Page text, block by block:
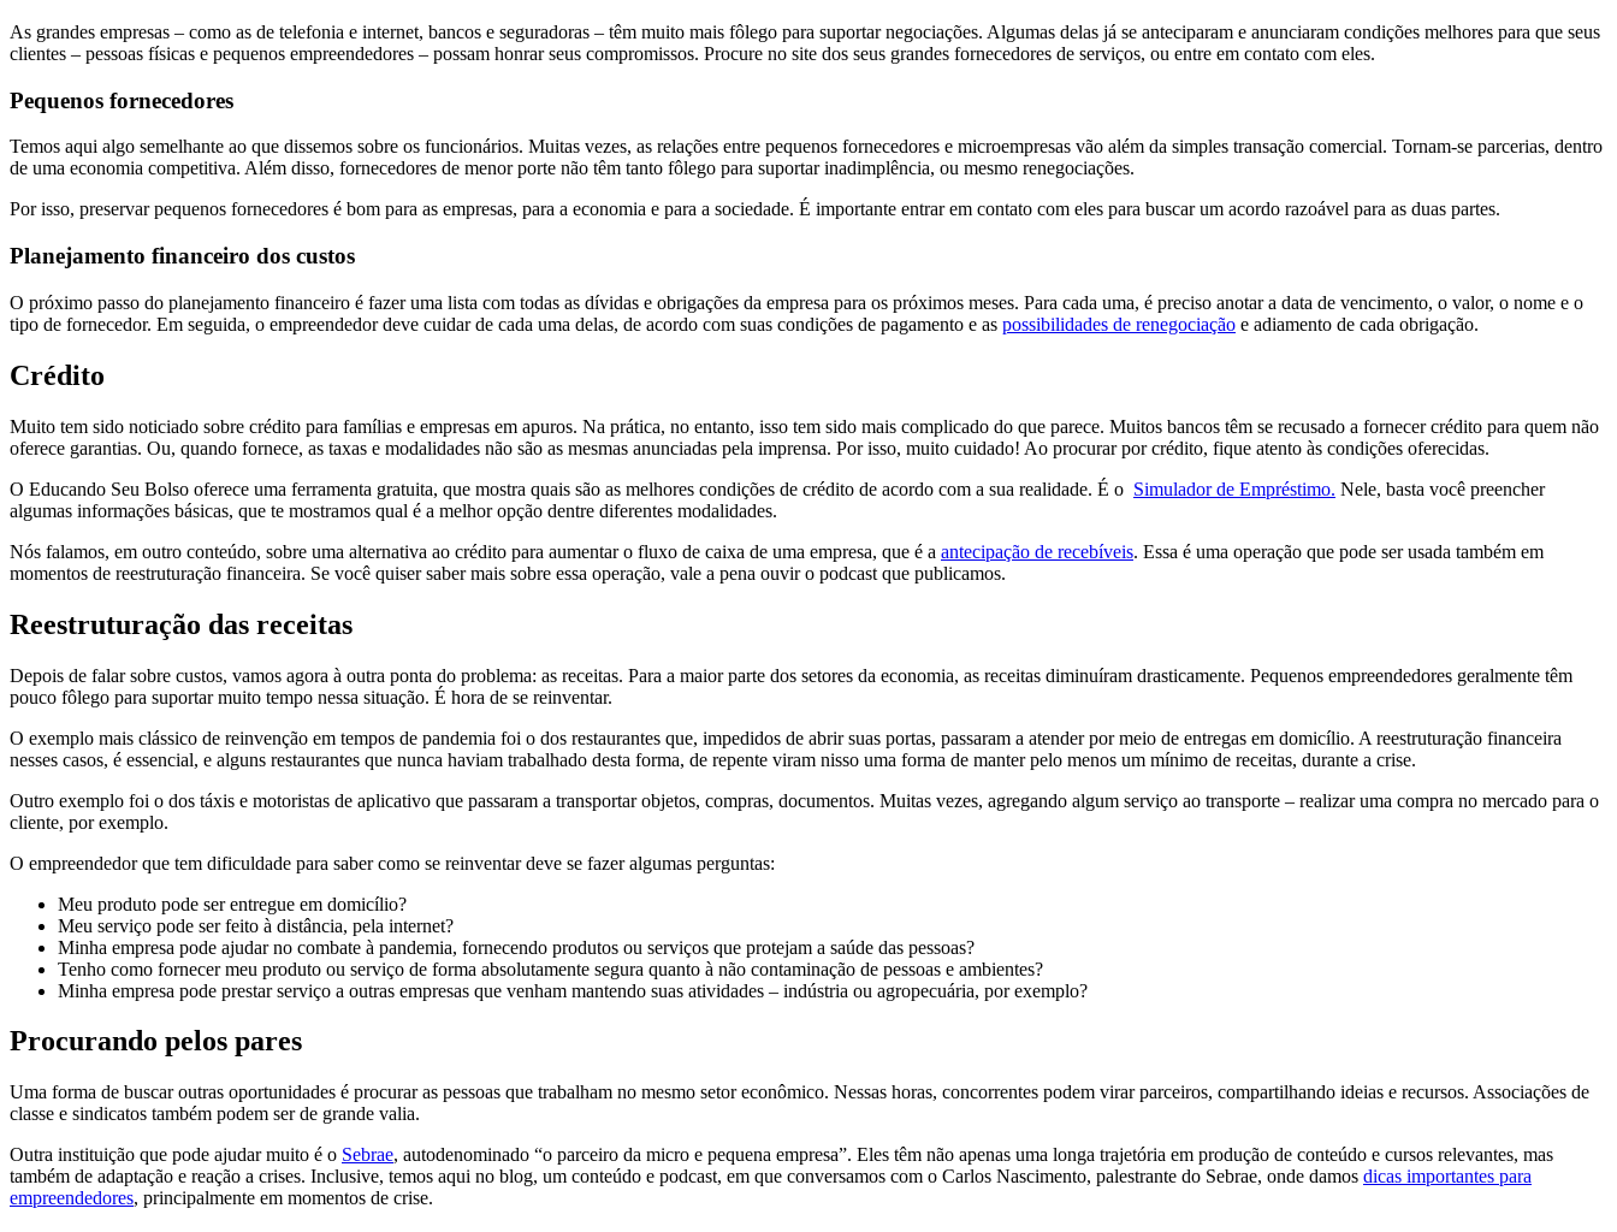
As grandes empresas – como as de telefonia e internet, bancos e seguradoras – têm muito mais fôlego para suportar negociações. Algumas delas já se anteciparam e anunciaram condições melhores para que seus
clientes – pessoas físicas e pequenos empreendedores – possam honrar seus compromissos. Procure no site dos seus grandes fornecedores de serviços, ou entre em contato com eles.
Pequenos fornecedores
Temos aqui algo semelhante ao que dissemos sobre os funcionários. Muitas vezes, as relações entre pequenos fornecedores e microempresas vão além da simples transação comercial. Tornam-se parcerias, dentro
de uma economia competitiva. Além disso, fornecedores de menor porte não têm tanto fôlego para suportar inadimplência, ou mesmo renegociações.
Por isso, preservar pequenos fornecedores é bom para as empresas, para a economia e para a sociedade. É importante entrar em contato com eles para buscar um acordo razoável para as duas partes.
Planejamento financeiro dos custos
O próximo passo do planejamento financeiro é fazer uma lista com todas as dívidas e obrigações da empresa para os próximos meses. Para cada uma, é preciso anotar a data de vencimento, o valor, o nome e o
tipo de fornecedor. Em seguida, o empreendedor deve cuidar de cada uma delas, de acordo com suas condições de pagamento e as possibilidades de renegociação e adiamento de cada obrigação.
Crédito
Muito tem sido noticiado sobre crédito para famílias e empresas em apuros. Na prática, no entanto, isso tem sido mais complicado do que parece. Muitos bancos têm se recusado a fornecer crédito para quem não
oferece garantias. Ou, quando fornece, as taxas e modalidades não são as mesmas anunciadas pela imprensa. Por isso, muito cuidado! Ao procurar por crédito, fique atento às condições oferecidas.
O Educando Seu Bolso oferece uma ferramenta gratuita, que mostra quais são as melhores condições de crédito de acordo com a sua realidade. É o Simulador de Empréstimo. Nele, basta você preencher
algumas informações básicas, que te mostramos qual é a melhor opção dentre diferentes modalidades.
Nós falamos, em outro conteúdo, sobre uma alternativa ao crédito para aumentar o fluxo de caixa de uma empresa, que é a antecipação de recebíveis. Essa é uma operação que pode ser usada também em
momentos de reestruturação financeira. Se você quiser saber mais sobre essa operação, vale a pena ouvir o podcast que publicamos.
Reestruturação das receitas
Depois de falar sobre custos, vamos agora à outra ponta do problema: as receitas. Para a maior parte dos setores da economia, as receitas diminuíram drasticamente. Pequenos empreendedores geralmente têm
pouco fôlego para suportar muito tempo nessa situação. É hora de se reinventar.
O exemplo mais clássico de reinvenção em tempos de pandemia foi o dos restaurantes que, impedidos de abrir suas portas, passaram a atender por meio de entregas em domicílio. A reestruturação financeira
nesses casos, é essencial, e alguns restaurantes que nunca haviam trabalhado desta forma, de repente viram nisso uma forma de manter pelo menos um mínimo de receitas, durante a crise.
Outro exemplo foi o dos táxis e motoristas de aplicativo que passaram a transportar objetos, compras, documentos. Muitas vezes, agregando algum serviço ao transporte – realizar uma compra no mercado para o
cliente, por exemplo.
O empreendedor que tem dificuldade para saber como se reinventar deve se fazer algumas perguntas:
Meu produto pode ser entregue em domicílio?
Meu serviço pode ser feito à distância, pela internet?
Minha empresa pode ajudar no combate à pandemia, fornecendo produtos ou serviços que protejam a saúde das pessoas?
Tenho como fornecer meu produto ou serviço de forma absolutamente segura quanto à não contaminação de pessoas e ambientes?
Minha empresa pode prestar serviço a outras empresas que venham mantendo suas atividades – indústria ou agropecuária, por exemplo?
Procurando pelos pares
Uma forma de buscar outras oportunidades é procurar as pessoas que trabalham no mesmo setor econômico. Nessas horas, concorrentes podem virar parceiros, compartilhando ideias e recursos. Associações de
classe e sindicatos também podem ser de grande valia.
Outra instituição que pode ajudar muito é o Sebrae, autodenominado “o parceiro da micro e pequena empresa”. Eles têm não apenas uma longa trajetória em produção de conteúdo e cursos relevantes, mas
também de adaptação e reação a crises. Inclusive, temos aqui no blog, um conteúdo e podcast, em que conversamos com o Carlos Nascimento, palestrante do Sebrae, onde damos dicas importantes para
empreendedores, principalmente em momentos de crise.